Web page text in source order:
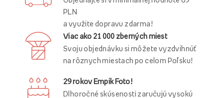
PLN
a využite dopravu zdarma!
Viac ako 21 000 zberných miest
Svoju objednávku si môžete vyzdvihnúť
na rôznych miestach po celom Poľsku!
29 rokov Empik Foto!
Dlhoročné skúsenosti zaručujú vysokú